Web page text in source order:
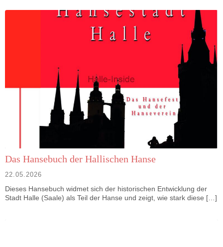
Das Hansebuch der Hallischen Hanse
22.05.2026
Dieses Hansebuch widmet sich der historischen Entwicklung der
Stadt Halle (Saale) als Teil der Hanse und zeigt, wie stark diese […]